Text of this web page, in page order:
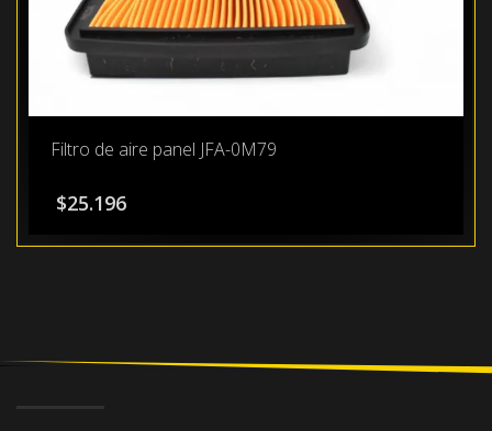
Filtro de aire panel JFA-0M79
$25.196